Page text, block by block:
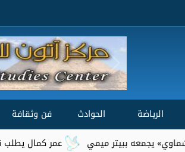
الرياضة الحوادث فن وثقافة
عمر كمال يطلب تصريحًا